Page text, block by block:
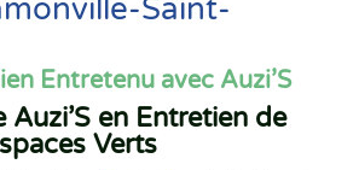
Saint-
Entretenu avec Auzi’S
Auzi’S en Entretien de
Verts